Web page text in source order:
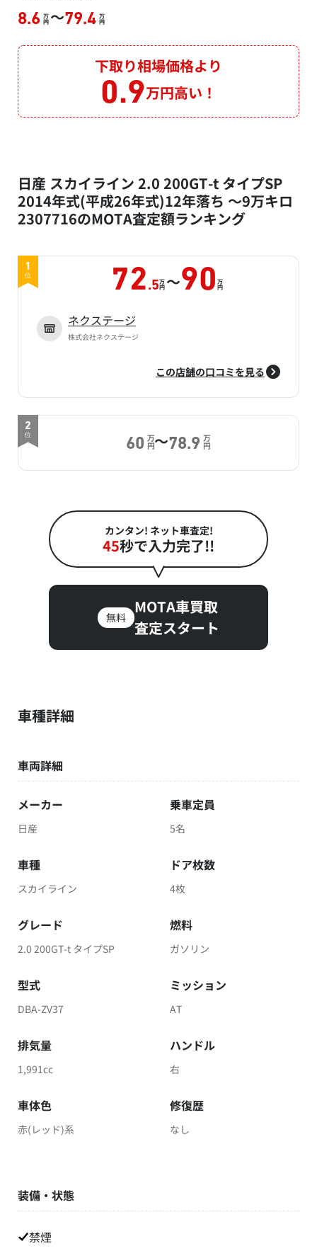
8.6 万
円 ～79.4 万
円
下取り相場価格より
0.9万円高い！
日産 スカイライン 2.0 200GT-t タイプSP
2014年式(平成26年式)12年落ち ～9万キロ
2307716のMOTA査定額ランキング
1
位 72 .5万
円 ～90 万
円
ネクステージ
株式会社ネクステージ
この店舗の口コミを見る
2
位
60 万
円～78.9 万
円
カンタン! ネット車査定!
45秒で入力完了!!
無料
MOTA車買取
査定スタート
車種詳細
車両詳細
メーカー
日産
乗車定員
5名
車種
スカイライン
ドア枚数
4枚
グレード
2.0 200GT-t タイプSP
燃料
ガソリン
型式
DBA-ZV37
ミッション
AT
排気量
1,991cc
ハンドル
右
車体色
赤(レッド)系
修復歴
なし
装備・状態
禁煙